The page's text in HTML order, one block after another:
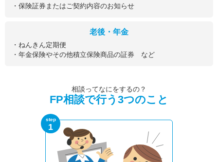
・保険証券またはご契約内容のお知らせ
老後・年金
・ねんきん定期便
・年金保険やその他積立保険商品の証券 など
相談ってなにをするの？
FP相談で行う3つのこと
step
1